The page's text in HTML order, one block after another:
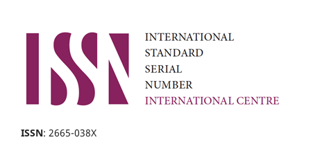
ISSN: 2665-038X